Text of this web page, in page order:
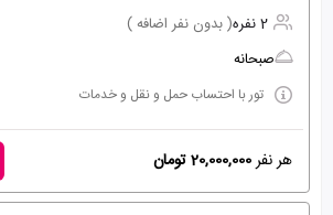
2 نفره
( بدون نفر اضافه )
صبحانه
تور با احتساب حمل و نقل و خدمات
هر نفر20,000,000 تومان